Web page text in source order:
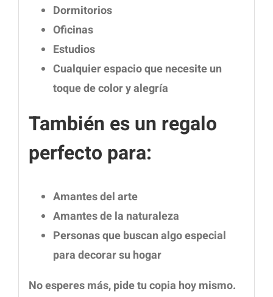
Dormitorios
Oficinas
Estudios
Cualquier espacio que necesite un
toque de color y alegría
También es un regalo
perfecto para:
Amantes del arte
Amantes de la naturaleza
Personas que buscan algo especial
para decorar su hogar
No esperes más, pide tu copia hoy mismo.